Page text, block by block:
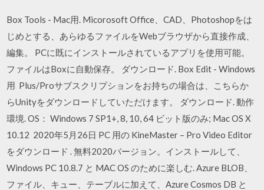
Box Tools - Mac用. Micorosoft Office、CAD、Photoshopをは
じめとする、あらゆるファイルをWebブラウザから直接作成、
編集。 PCに既にインストールされているアプリを使用可能。
ファイルはBoxに自動保存。 ダウンロード. Box Edit - Windows
用 Plus/Proサブスクリプションをお持ちの場合は、こちらか
らUnityをダウンロードしていただけます。 ダウンロード. 動作
環境. OS： Windows 7 SP1+, 8, 10, 64 ビット版のみ; Mac OS X
10.12 2020年5月26日 PC 用の KineMaster – Pro Video Editor
をダウンロード . 無料2020バージョン。インストールして、
Windows PC 10.8.7 と MAC OS のために楽しむ. Azure BLOB、
ファイル、キュー、テーブルに加えて、Azure Cosmos DB と